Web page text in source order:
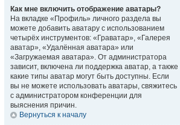
Как мне включить отображение аватары?
На вкладке «Профиль» личного раздела вы
можете добавить аватару с использованием
четырёх инструментов: «Граватар», «Галерея
аватар», «Удалённая аватара» или
«Загружаемая аватара». От администратора
зависит, включена ли поддержка аватар, а также
какие типы аватар могут быть доступны. Если
вы не можете использовать аватары, свяжитесь
с администратором конференции для
выяснения причин.
Вернуться к началу